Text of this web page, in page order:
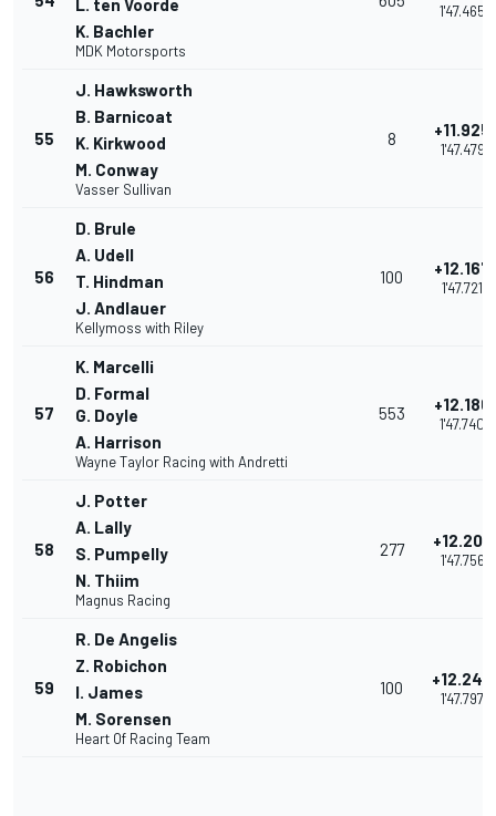
L. ten Voorde
K. Bachler
MDK Motorsports
1'47.465
55
J. Hawksworth
B. Barnicoat
K. Kirkwood
M. Conway
Vasser Sullivan
8 +11.925
1'47.479
56
D. Brule
A. Udell
T. Hindman
J. Andlauer
Kellymoss with Riley
100 +12.167
1'47.721
57
K. Marcelli
D. Formal
G. Doyle
A. Harrison
Wayne Taylor Racing with Andretti
553 +12.186
1'47.740
58
J. Potter
A. Lally
S. Pumpelly
N. Thiim
Magnus Racing
277 +12.202
1'47.756
59
R. De Angelis
Z. Robichon
I. James
M. Sorensen
Heart Of Racing Team
100 +12.243
1'47.797